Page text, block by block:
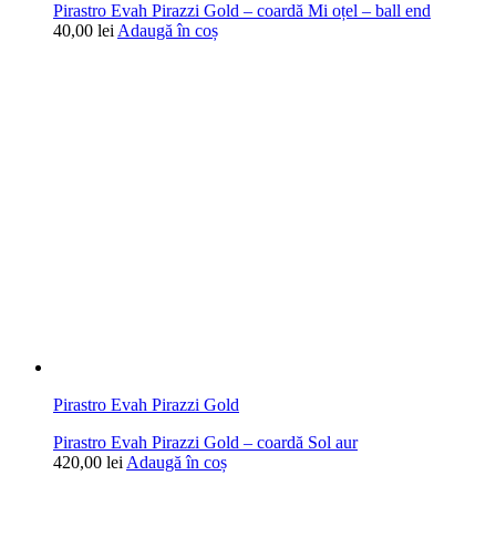
Pirastro Evah Pirazzi Gold – coardă Mi oțel – ball end
40,00 lei Adaugă în coș
Pirastro Evah Pirazzi Gold
Pirastro Evah Pirazzi Gold – coardă Sol aur
420,00 lei Adaugă în coș